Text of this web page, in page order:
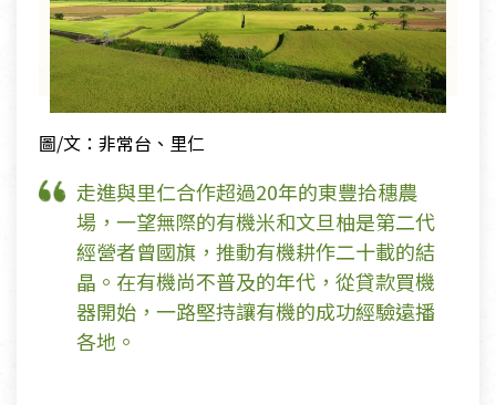
圖/文：非常台、里仁
走進與里仁合作超過20年的東豐拾穗農
場，一望無際的有機米和文旦柚是第二代
經營者曾國旗，推動有機耕作二十載的結
晶。在有機尚不普及的年代，從貸款買機
器開始，一路堅持讓有機的成功經驗遠播
各地。